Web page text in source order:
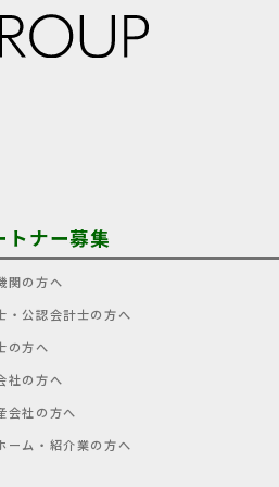
トナー募集
関の方へ
・公認会計士の方へ
の方へ
社の方へ
会社の方へ
ーム・紹介業の方へ